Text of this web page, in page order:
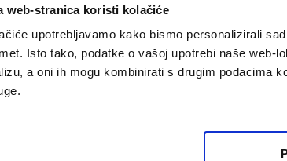
web-stranica koristi kolačiće
upotrebljavamo kako bismo personalizirali
Isto tako, podatke o vašoj upotrebi naše web-
a oni ih mogu kombinirati s drugim podacima
6033-DOM
500178
biraju..